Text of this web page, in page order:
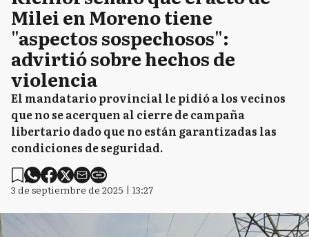
Milei en Moreno tiene
"aspectos sospechosos":
advirtió sobre hechos de
violencia
El mandatario provincial le pidió a los vecinos
que no se acerquen al cierre de campaña
libertario dado que no están garantizadas las
condiciones de seguridad.
3 de septiembre de 2025 | 13:27